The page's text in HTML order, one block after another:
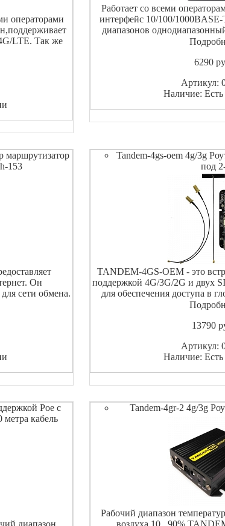
операторами
LTE. Так же
Работает со всеми
интерфейс 10/100/
диапазонов
Стандарт Wi-Fi 802.11b есть
6290
Артикул:
Наличие: Есть
маршрутизатор
153
Он
сети обмена.
Tandem-4gs-oem 4g/3g
под
TANDEM-4GS-OEM - это
поддержкой 4G/3G/2G и двух
для обеспечения доступа в
через мобильные сети.
13790
Артикул:
Наличие: Есть
Poe с
кабель
диапазон
Tandem-4gr-2 4g/3g
Рабочий диапазон
воздуха 10...90%